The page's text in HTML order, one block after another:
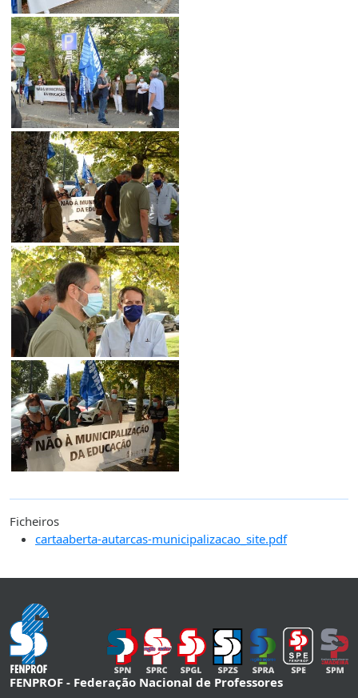
Ficheiros
cartaaberta-autarcas-municipalizacao_site.pdf
FENPROF - Federação Nacional de Professores